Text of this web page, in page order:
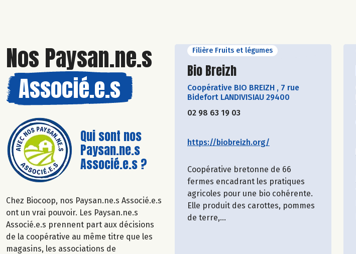
Nos Paysan.ne.s
Associé.e.s
Qui sont nos
Paysan.ne.s
Associé.e.s ?
Chez Biocoop, nos Paysan.ne.s Associé.e.s
ont un vrai pouvoir. Les Paysan.ne.s
Associé.e.s prennent part aux décisions
de la coopérative au même titre que les
magasins, les associations de
Filière Fruits et légumes
Découvrir le producteur
Bio Breizh
Coopérative BIO BREIZH , 7 rue
Bidefort LANDIVISIAU 29400
02 98 63 19 03
https://biobreizh.org/
Coopérative bretonne de 66
fermes encadrant les pratiques
agricoles pour une bio cohérente.
Elle produit des carottes, pommes
de terre,...